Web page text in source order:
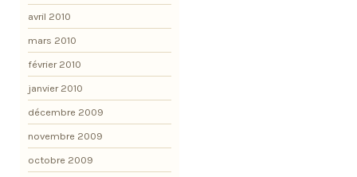
avril 2010
mars 2010
février 2010
janvier 2010
décembre 2009
novembre 2009
octobre 2009